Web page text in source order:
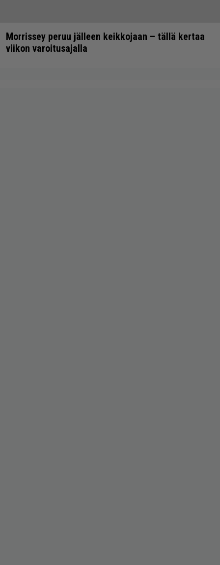
Morrissey peruu jälleen keikkojaan – tällä kertaa
viikon varoitusajalla